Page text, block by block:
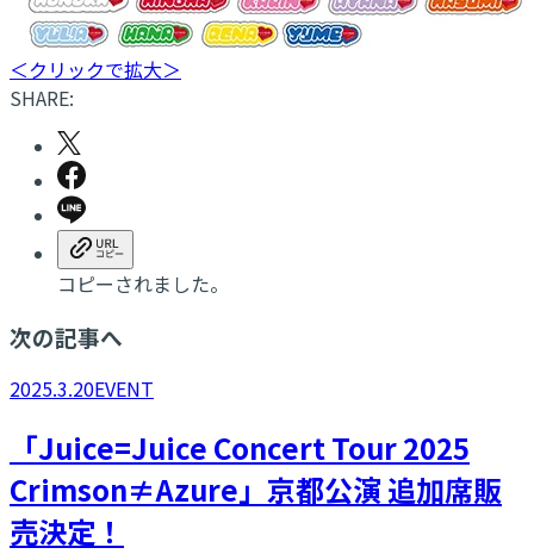
＜クリックで拡大＞
SHARE:
コピーされました。
次の記事へ
2025.3.20EVENT
「Juice=Juice Concert Tour 2025
Crimson≠Azure」京都公演 追加席販
売決定！